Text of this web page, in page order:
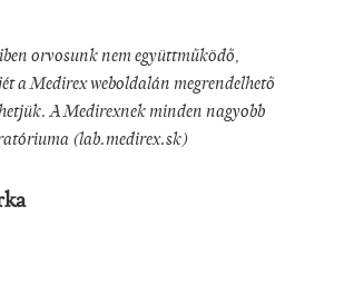
orvosunk nem együttműködő,
a Medirex weboldalán megrendelhető
A Medirexnek minden nagyobb
(lab.medirex.sk)